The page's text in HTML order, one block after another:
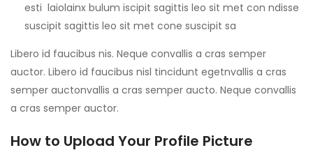
esti laiolainx bulum iscipit sagittis leo sit met con ndisse
suscipit sagittis leo sit met cone suscipit sa
Libero id faucibus nis. Neque convallis a cras semper
auctor. Libero id faucibus nisl tincidunt egetnvallis a cras
semper auctonvallis a cras semper aucto. Neque convallis
a cras semper auctor.
How to Upload Your Profile Picture